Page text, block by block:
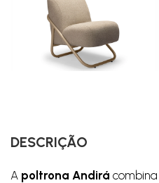
DESCRIÇÃO
A poltrona Andirá